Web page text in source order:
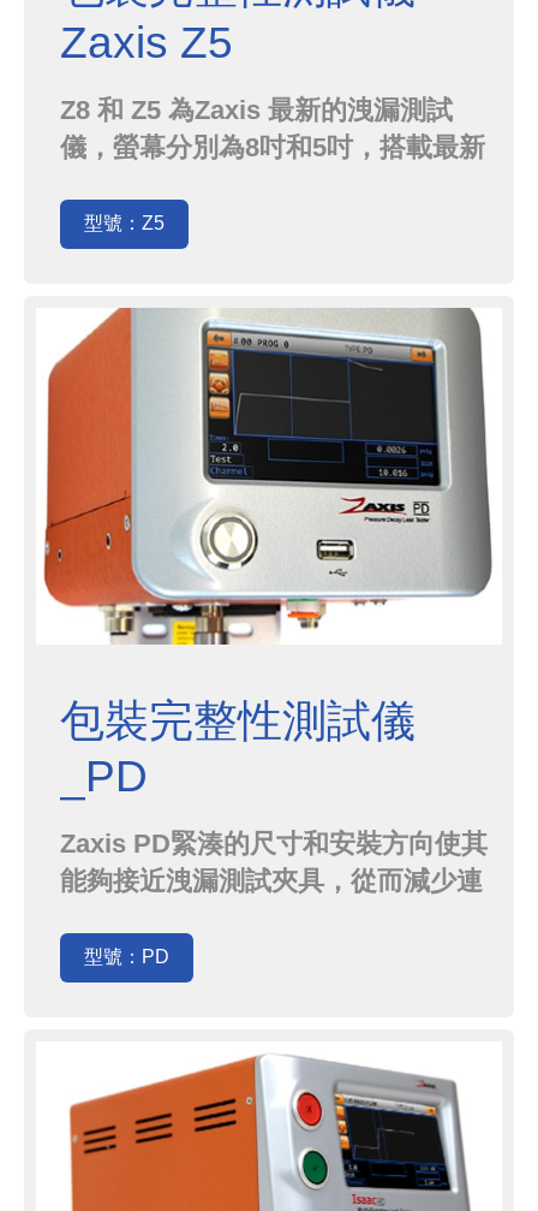
Zaxis Z5
Z8 和 Z5 為Zaxis 最新的洩漏測試
儀，螢幕分別為8吋和5吋，搭載最新
測試結果
型號：Z5
包裝完整性測試儀
_PD
Zaxis PD緊湊的尺寸和安裝方向使其
能夠接近洩漏測試夾具，從而減少連
試靈敏度，減少測試次數，從而獲得
優越的性能。所有的Zaxis洩漏測試
優化的小內部測試體積，結合集成感
測器和24位a /D轉換器，使Zaxis具
有無與倫比的性能。對於...
型號：PD